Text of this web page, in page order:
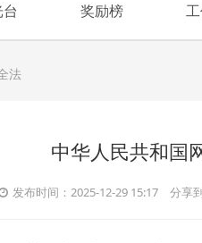
奖励榜
法
中华人民共和国
发布时间：2025-12-29 15:17 分享